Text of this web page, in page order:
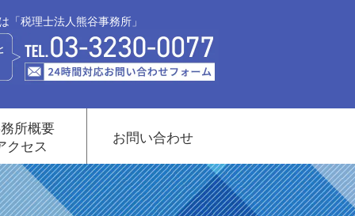
税理士法人熊谷事務所」
所概要
クセス
お問い合わせ